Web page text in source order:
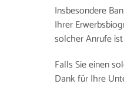
Insbesondere
Ihrer
solcher Anrufe
Falls Sie einen
Dank für Ihre